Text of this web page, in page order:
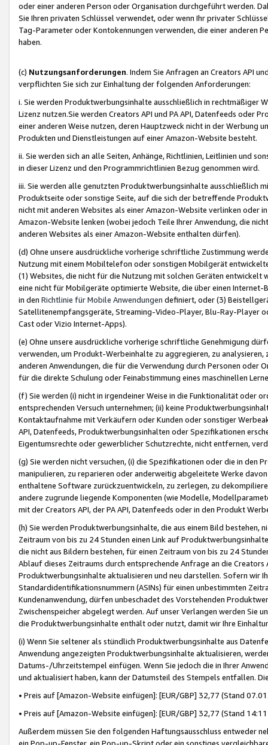
oder einer anderen Person oder Organisation durchgeführt werden.
Sie Ihren privaten Schlüssel verwendet, oder wenn Ihr privater
Tag-Parameter oder Kontokennungen verwenden, die einer anderen
haben.
(c) Nutzungsanforderungen. Indem Sie Anfragen an Creators API
verpflichten Sie sich zur Einhaltung der folgenden Anforderungen:
i. Sie werden Produktwerbungsinhalte ausschließlich in rechtmäßiger
Lizenz nutzen.Sie werden Creators API und PA API, Datenfeeds oder
einer anderen Weise nutzen, deren Hauptzweck nicht in der Werbung
Produkten und Dienstleistungen auf einer Amazon-Website besteht.
ii. Sie werden sich an alle Seiten, Anhänge, Richtlinien, Leitlinien und
in dieser Lizenz und den Programmrichtlinien Bezug genommen wird.
iii. Sie werden alle genutzten Produktwerbungsinhalte ausschließlich
Produktseite oder sonstige Seite, auf die sich der betreffende
nicht mit anderen Websites als einer Amazon-Website verlinken oder
Amazon-Website lenken (wobei jedoch Teile Ihrer Anwendung, die
anderen Websites als einer Amazon-Website enthalten dürfen).
(d) Ohne unsere ausdrückliche vorherige schriftliche Zustimmung
Nutzung mit einem Mobiltelefon oder sonstigen Mobilgerät
(1) Websites, die nicht für die Nutzung mit solchen Geräten
eine nicht für Mobilgeräte optimierte Website, die über einen
in den Richtlinie für Mobile Anwendungen definiert, oder (3)
Satellitenempfangsgeräte, Streaming-Video-Player, Blu-Ray-Player
Cast oder Vizio Internet-Apps).
(e) Ohne unsere ausdrückliche vorherige schriftliche Genehmigung
verwenden, um Produkt-Werbeinhalte zu aggregieren, zu
anderen Anwendungen, die für die Verwendung durch Personen
für die direkte Schulung oder Feinabstimmung eines maschinellen
(f) Sie werden (i) nicht in irgendeiner Weise in die Funktionalität oder
entsprechenden Versuch unternehmen; (ii) keine
Kontaktaufnahme mit Verkäufern oder Kunden oder sonstiger
API, Datenfeeds, Produktwerbungsinhalten oder Spezifikationen
Eigentumsrechte oder gewerblicher Schutzrechte, nicht entfernen,
(g) Sie werden nicht versuchen, (i) die Spezifikationen oder die in
manipulieren, zu reparieren oder anderweitig abgeleitete Werke
enthaltene Software zurückzuentwickeln, zu zerlegen, zu
andere zugrunde liegende Komponenten (wie Modelle,
mit der Creators API, der PA API, Datenfeeds oder in den Produkt
(h) Sie werden Produktwerbungsinhalte, die aus einem Bild bestehen,
Zeitraum von bis zu 24 Stunden einen Link auf
die nicht aus Bildern bestehen, für einen Zeitraum von bis zu 24
Ablauf dieses Zeitraums durch entsprechende Anfrage an die
Produktwerbungsinhalte aktualisieren und neu darstellen. Sofern wir
Standardidentifikationsnummern (ASINs) für einen unbestimmten
Kundenanwendung, dürfen unbeschadet des Vorstehenden
Zwischenspeicher abgelegt werden. Auf unser Verlangen werden Sie
die Produktwerbungsinhalte enthält oder nutzt, damit wir Ihre
(i) Wenn Sie seltener als stündlich Produktwerbungsinhalte aus
Anwendung angezeigten Produktwerbungsinhalte aktualisieren,
Datums-/Uhrzeitstempel einfügen. Wenn Sie jedoch die in Ihrer
und aktualisiert haben, kann der Datumsteil des Stempels entfallen.
• Preis auf [Amazon-Website einfügen]: [EUR/GBP] 32,77 (Stand
• Preis auf [Amazon-Website einfügen]: [EUR/GBP] 32,77 (Stand
Außerdem müssen Sie den folgenden Haftungsausschluss entweder
ein Pop-up-Fenster, ein Pop-up-Skript oder ein sonstiges